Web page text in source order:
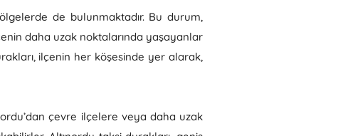
de bulunmaktadır. Bu durum,
daha uzak noktalarında yaşayanlar
ilçenin her köşesinde yer alarak,
çevre ilçelere veya daha uzak